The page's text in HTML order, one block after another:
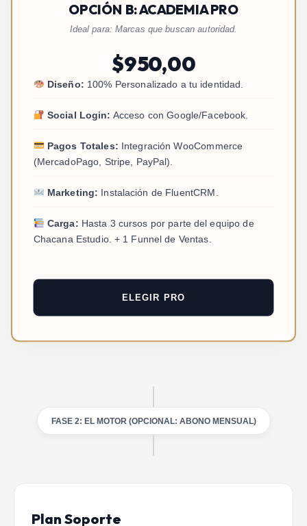
OPCIÓN B: ACADEMIA PRO
Ideal para: Marcas que buscan autoridad.
$950,00
Diseño: 100% Personalizado a tu identidad.
Social Login: Acceso con Google/Facebook.
Pagos Totales: Integración WooCommerce
(MercadoPago, Stripe, PayPal).
Marketing: Instalación de FluentCRM.
Carga: Hasta 3 cursos por parte del equipo de
Chacana Estudio. + 1 Funnel de Ventas.
ELEGIR PRO
FASE 2: EL MOTOR (OPCIONAL: ABONO MENSUAL)
Plan Soporte